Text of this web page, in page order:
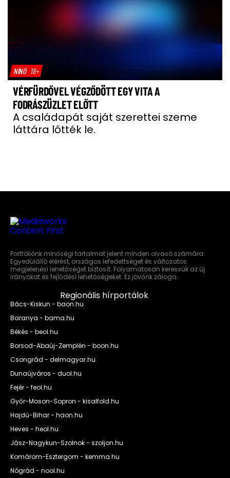
NÍNÓ 18+
VÉRFÜRDŐVEL VÉGZŐDÖTT EGY VITA A
FODRÁSZÜZLET ELŐTT
A családapát saját szerettei szeme
láttára lőtték le.
Portfóliónk minőségi tartalmat jelent minden olvasó számára.
Egyedülálló elérést, országos lefedettséget és változatos
megjelenési lehetőséget biztosít. Folyamatosan keressük az új
irányokat és fejlődési lehetőségeket. Ez jövőnk záloga.
Regionális hírportálok
Bács-Kiskun - baon.hu
Baranya - bama.hu
Békés - beol.hu
Borsod-Abaúj-Zemplén - boon.hu
Csongrád - delmagyar.hu
Dunaújváros - duol.hu
Fejér - feol.hu
Győr-Moson-Sopron - kisalfold.hu
Hajdú-Bihar - haon.hu
Heves - heol.hu
Jász-Nagykun-Szolnok - szoljon.hu
Komárom-Esztergom - kemma.hu
Nógrád - nool.hu